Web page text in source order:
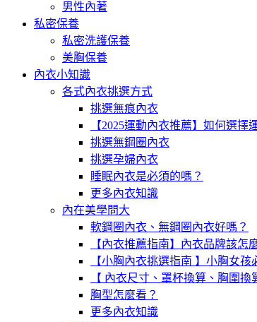
男性內著
私密保養
私密洗護保養
美胸保養
內衣小知識
各式內衣挑選方式
挑選無痕內衣
【2025運動內衣推薦】如何選擇
挑選無鋼圈內衣
挑選孕婦內衣
睡眠內衣是必須的嗎？
更多內衣知識
內在美學問大
軟鋼圈內衣、無鋼圈內衣好嗎？
【內衣推薦指南】內衣品牌該怎
【小胸內衣挑選指南 】小胸女孩
【 內衣尺寸、罩杯換算、胸圍換
胸型怎麼看？
更多內衣知識